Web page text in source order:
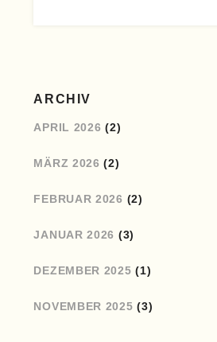
ARCHIV
APRIL 2026 (2)
MÄRZ 2026 (2)
FEBRUAR 2026 (2)
JANUAR 2026 (3)
DEZEMBER 2025 (1)
NOVEMBER 2025 (3)